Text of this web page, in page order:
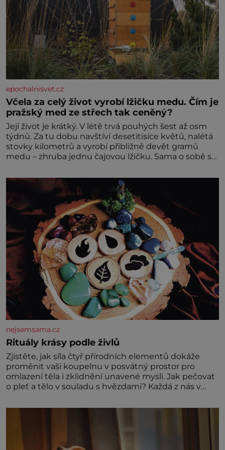
epochalnisvet.cz
Včela za celý život vyrobí lžičku medu. Čím je
pražský med ze střech tak ceněný?
Její život je krátký. V létě trvá pouhých šest až osm
týdnů. Za tu dobu navštíví desetitisíce květů, nalétá
stovky kilometrů a vyrobí přibližně devět gramů
medu – zhruba jednu čajovou lžičku. Sama o sobě se
dalšími desítkami tisíc příslušnic svého včelstva,
vznikne jeden z nejdokonalejších organismů
nejsemsama.cz
Rituály krásy podle živlů
Zjistěte, jak síla čtyř přírodních elementů dokáže
proměnit vaši koupelnu v posvátný prostor pro
omlazení těla i zklidnění unavené mysli. Jak pečovat
o pleť a tělo v souladu s hvězdami? Každá z nás v
naší povaze, ale i v potřebách naší pokožky. Ohnivá
znamení Ženy narozené ve znamení Berana, Lva a
Střelce v sobě nesou žár, odvahu a neutuchající elán.